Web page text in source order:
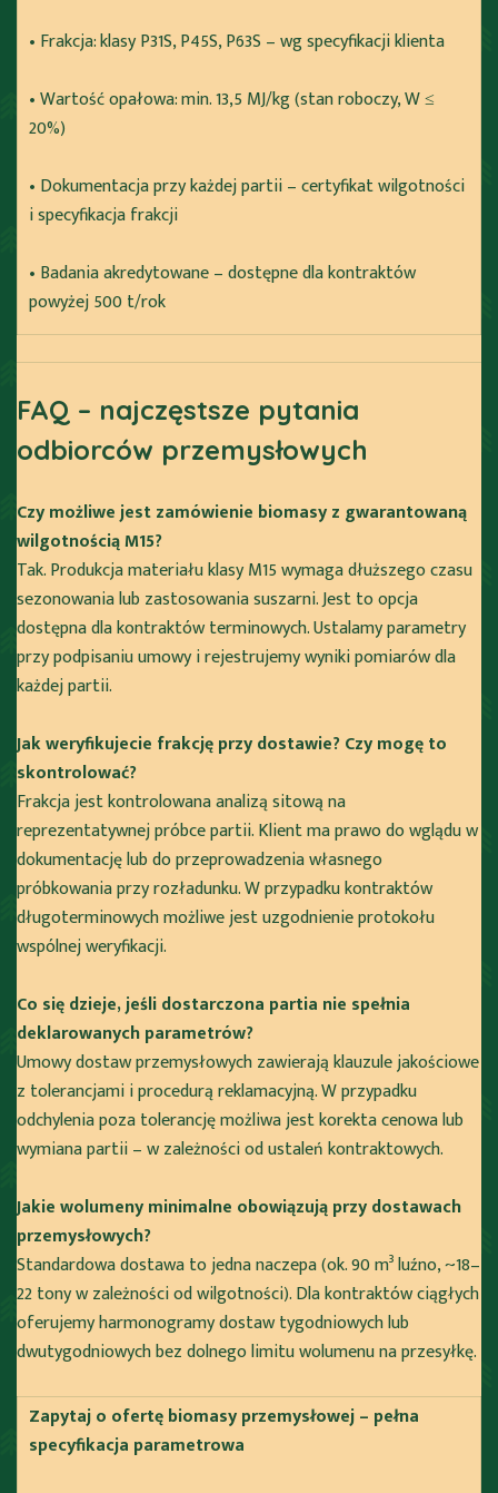
• Frakcja: klasy P31S, P45S, P63S – wg specyfikacji klienta
• Wartość opałowa: min. 13,5 MJ/kg (stan roboczy, W ≤
20%)
• Dokumentacja przy każdej partii – certyfikat wilgotności
i specyfikacja frakcji
• Badania akredytowane – dostępne dla kontraktów
powyżej 500 t/rok
FAQ – najczęstsze pytania
odbiorców przemysłowych
Czy możliwe jest zamówienie biomasy z gwarantowaną
wilgotnością M15?
Tak. Produkcja materiału klasy M15 wymaga dłuższego czasu
sezonowania lub zastosowania suszarni. Jest to opcja
dostępna dla kontraktów terminowych. Ustalamy parametry
przy podpisaniu umowy i rejestrujemy wyniki pomiarów dla
każdej partii.
Jak weryfikujecie frakcję przy dostawie? Czy mogę to
skontrolować?
Frakcja jest kontrolowana analizą sitową na
reprezentatywnej próbce partii. Klient ma prawo do wglądu w
dokumentację lub do przeprowadzenia własnego
próbkowania przy rozładunku. W przypadku kontraktów
długoterminowych możliwe jest uzgodnienie protokołu
wspólnej weryfikacji.
Co się dzieje, jeśli dostarczona partia nie spełnia
deklarowanych parametrów?
Umowy dostaw przemysłowych zawierają klauzule jakościowe
z tolerancjami i procedurą reklamacyjną. W przypadku
odchylenia poza tolerancję możliwa jest korekta cenowa lub
wymiana partii – w zależności od ustaleń kontraktowych.
Jakie wolumeny minimalne obowiązują przy dostawach
przemysłowych?
Standardowa dostawa to jedna naczepa (ok. 90 m³ luźno, ~18–
22 tony w zależności od wilgotności). Dla kontraktów ciągłych
oferujemy harmonogramy dostaw tygodniowych lub
dwutygodniowych bez dolnego limitu wolumenu na przesyłkę.
Zapytaj o ofertę biomasy przemysłowej – pełna
specyfikacja parametrowa